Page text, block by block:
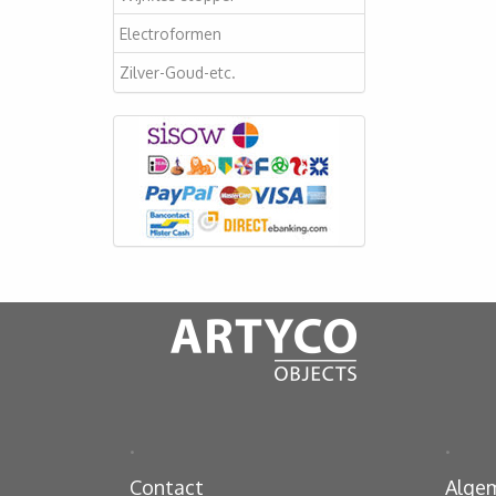
Electroformen
Zilver-Goud-etc.
.
Contact
.